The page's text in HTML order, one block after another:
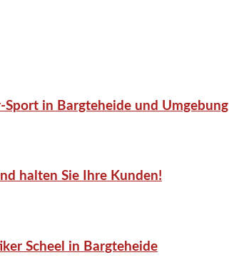
in Bargteheide und Umgebung
halten Sie Ihre Kunden!
Scheel in Bargteheide